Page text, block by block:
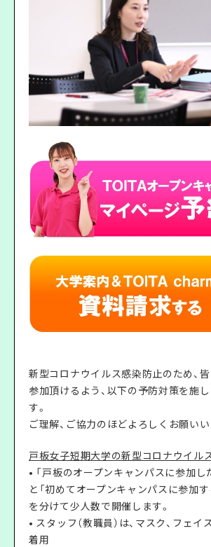
新型コロナウイルス感染防止のため、
参加頂けるよう、以下の予防対策を施
す。
ご理解、ご協力のほどよろしくお願いい
戸板女子短期大学の新型コロナウイル
• 「戸板のオープンキャンパスに参加し
と「初めてオープンキャンパスに参加
を分けて少人数で開催します。
• スタッフ（教職員）は、マスク、フェ
着用